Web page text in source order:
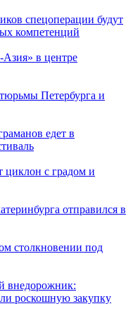
спецоперации будут
компетенций
в центре
Петербурга и
едет в
циклон с градом и
отправился в
столкновении под
внедорожник:
роскошную закупку